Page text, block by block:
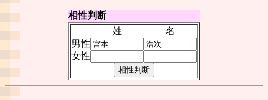
相性判断
姓
名
男性
女性